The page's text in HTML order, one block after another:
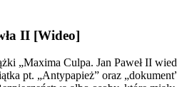
II [Wideo]
„Maxima Culpa. Jan Paweł II
pt. „Antypapież” oraz